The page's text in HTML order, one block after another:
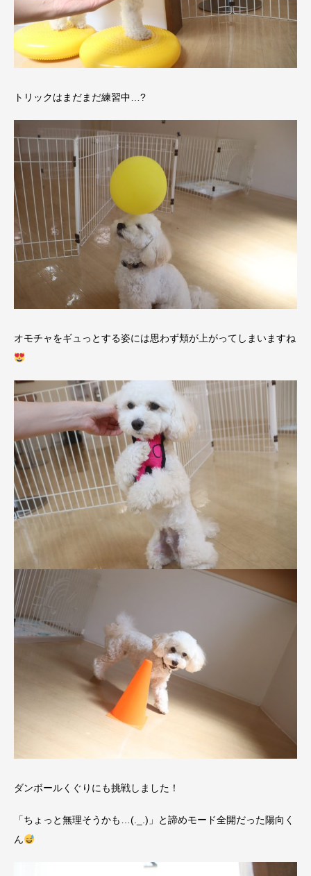
トリックはまだまだ練習中…?
オモチャをギュっとする姿には思わず頬が上がってしまいますね
ダンボールくぐりにも挑戦しました！
「ちょっと無理そうかも…(._.)」と諦めモード全開だった陽向く
ん